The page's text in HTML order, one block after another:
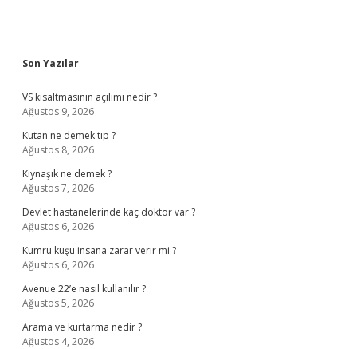
Sidebar
Son Yazılar
VS kısaltmasının açılımı nedir ?
Ağustos 9, 2026
Kutan ne demek tıp ?
Ağustos 8, 2026
Kıynaşık ne demek ?
Ağustos 7, 2026
Devlet hastanelerinde kaç doktor var ?
Ağustos 6, 2026
Kumru kuşu insana zarar verir mi ?
Ağustos 6, 2026
Avenue 22’e nasıl kullanılır ?
Ağustos 5, 2026
Arama ve kurtarma nedir ?
Ağustos 4, 2026